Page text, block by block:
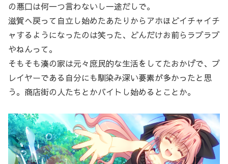
の悪口は何一つ言わないし一途だしで。
滋賀へ戻って自立し始めたあたりからアホほどイチャイチ
ャするようになったのは笑った、どんだけお前らラブラブ
やねんって。
そもそも湊の家は元々庶民的な生活をしてたおかげで、プ
レイヤーである自分にも馴染み深い要素が多かったと思
う。商店街の人たちとかバイトし始めるとことか。